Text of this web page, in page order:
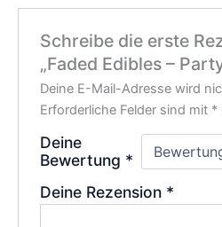
Schreibe die erste
„Faded Edibles –
Deine E-Mail-Adresse wird
Erforderliche Felder sind mit *
Deine
Bewertung *
Deine Rezension *